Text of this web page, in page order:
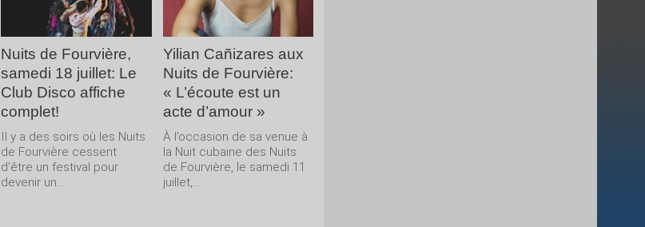
Nuits de Fourvière,
samedi 18 juillet: Le
Club Disco affiche
complet!
Il y a des soirs où les Nuits
de Fourvière cessent
d’être un festival pour
devenir un...
Yilian Cañizares aux
Nuits de Fourvière:
« L’écoute est un
acte d’amour »
À l’occasion de sa venue à
la Nuit cubaine des Nuits
de Fourvière, le samedi 11
juillet,...